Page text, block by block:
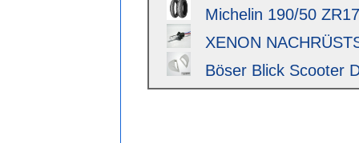
Michelin 190/50
XENON
Böser Blick Scooter